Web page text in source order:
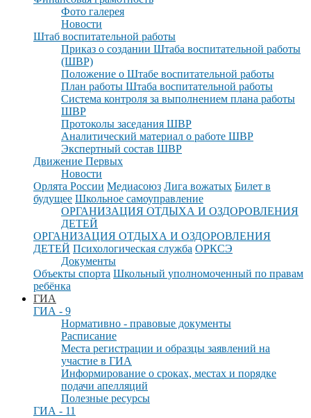
Фото галерея
Новости
Штаб воспитательной работы
Приказ о создании Штаба воспитательной работы
(ШВР)
Положение о Штабе воспитательной работы
План работы Штаба воспитательной работы
Система контроля за выполнением плана работы
ШВР
Протоколы заседания ШВР
Аналитический материал о работе ШВР
Экспертный состав ШВР
Движение Первых
Новости
Орлята России Медиасоюз Лига вожатых Билет в
будущее Школьное самоуправление
ОРГАНИЗАЦИЯ ОТДЫХА И ОЗДОРОВЛЕНИЯ
ДЕТЕЙ
ОРГАНИЗАЦИЯ ОТДЫХА И ОЗДОРОВЛЕНИЯ
ДЕТЕЙ Психологическая служба ОРКСЭ
Документы
Объекты спорта Школьный уполномоченный по правам
ребёнка
ГИА
ГИА - 9
Нормативно - правовые документы
Расписание
Места регистрации и образцы заявлений на
участие в ГИА
Информирование о сроках, местах и порядке
подачи апелляций
Полезные ресурсы
ГИА - 11